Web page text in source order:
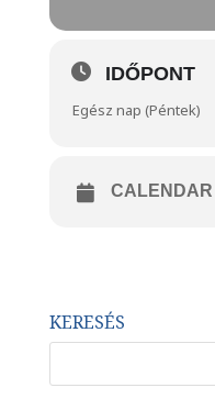
IDŐPONT
Egész nap (Péntek)
CALENDAR
KERESÉS